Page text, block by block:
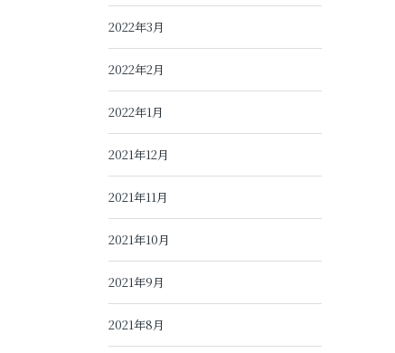
2022年3月
2022年2月
2022年1月
2021年12月
2021年11月
2021年10月
2021年9月
2021年8月